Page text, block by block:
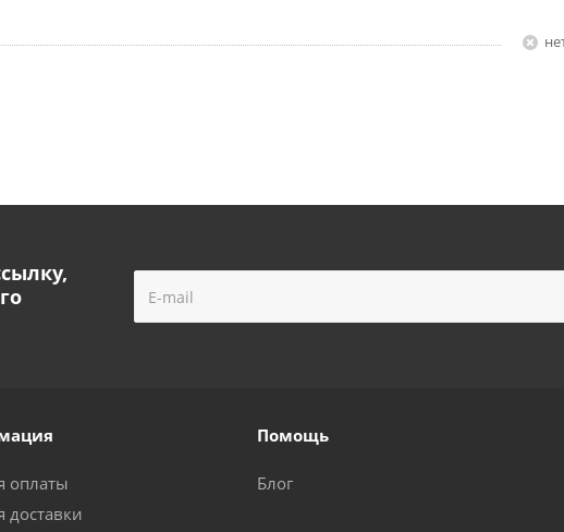
оплаты
доставки
Помощь
Блог